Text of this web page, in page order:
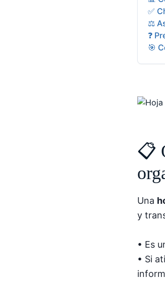
✅
⚖️
❓
🎯
📋
Una
y
• Es
• Si